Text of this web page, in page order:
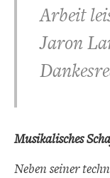
Arbeit
Jaron
Musikalisches
Neben seiner